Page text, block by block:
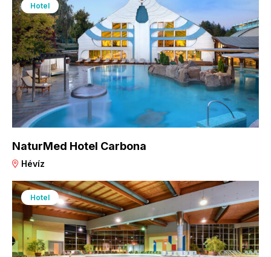
Hotel
NaturMed Hotel Carbona
Hévíz
Hotel